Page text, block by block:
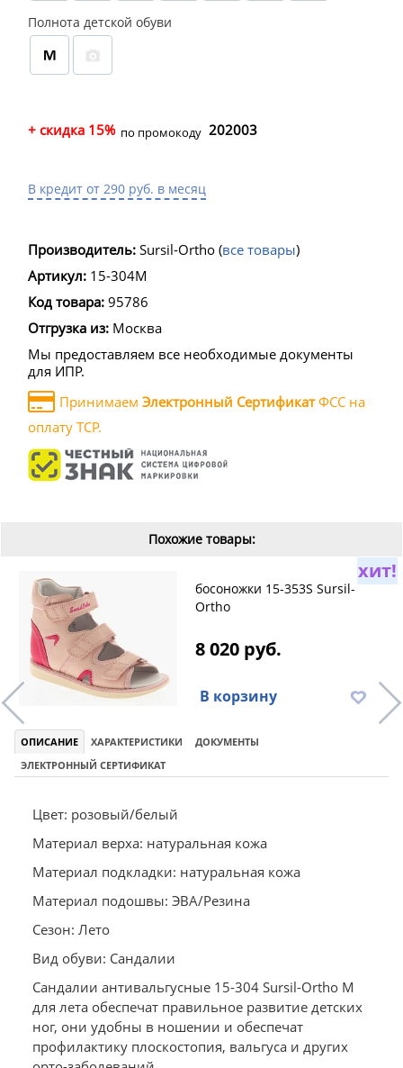
Полнота детской обуви
+ скидка 15% по промокоду 202003
В кредит от 290 руб. в месяц
Производитель: Sursil-Ortho (все товары)
Артикул: 15-304M
Код товара: 95786
Отгрузка из: Москва
Мы предоставляем все необходимые документы
для ИПР.
Принимаем Электронный СертификатФСС на
оплату ТСР.
Похожие товары:
хит!
босоножки 15-353S Sursil-
Ortho
8 020 руб.
В корзину
ОПИСАНИЕ ХАРАКТЕРИСТИКИ
ДОКУМЕНТЫ
ЭЛЕКТРОННЫЙ СЕРТИФИКАТ
Цвет: розовый/белый
Материал верха: натуральная кожа
Материал подкладки: натуральная кожа
Материал подошвы: ЭВА/Резина
Сезон: Лето
Вид обуви: Сандалии
Сандалии антивальгусные 15-304 Sursil-Ortho М
для лета обеспечат правильное развитие детских
ног, они удобны в ношении и обеспечат
профилактику плоскостопия, вальгуса и других